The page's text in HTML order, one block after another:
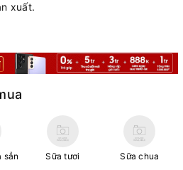
xuất.
sẳn Sữa tươi Sữa chua